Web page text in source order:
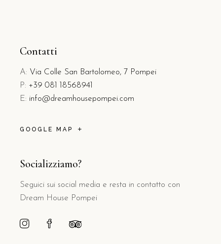
Contatti
A: Via Colle San Bartolomeo, 7 Pompei
P: +39 081 18568941
E: info@dreamhousepompei.com
GOOGLE MAP
Socializziamo?
Seguici sui social media e resta in contatto con
Dream House Pompei